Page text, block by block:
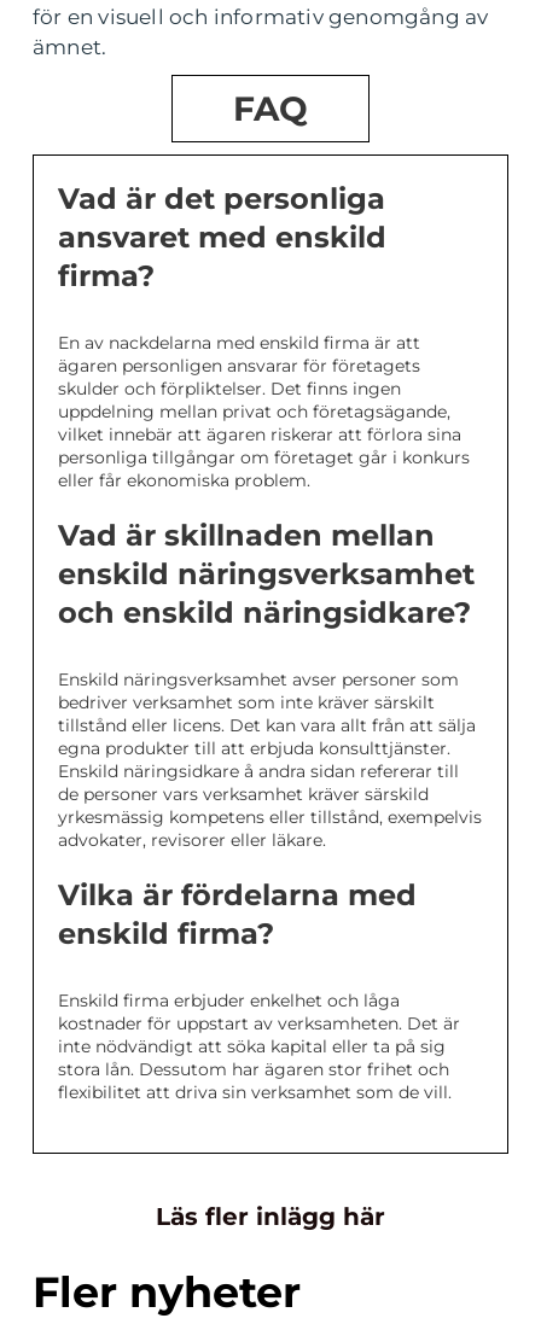
för en visuell och informativ genomgång av
ämnet.
FAQ
Vad är det personliga
ansvaret med enskild
firma?
En av nackdelarna med enskild firma är att
ägaren personligen ansvarar för företagets
skulder och förpliktelser. Det finns ingen
uppdelning mellan privat och företagsägande,
vilket innebär att ägaren riskerar att förlora sina
personliga tillgångar om företaget går i konkurs
eller får ekonomiska problem.
Vad är skillnaden mellan
enskild näringsverksamhet
och enskild näringsidkare?
Enskild näringsverksamhet avser personer som
bedriver verksamhet som inte kräver särskilt
tillstånd eller licens. Det kan vara allt från att sälja
egna produkter till att erbjuda konsulttjänster.
Enskild näringsidkare å andra sidan refererar till
de personer vars verksamhet kräver särskild
yrkesmässig kompetens eller tillstånd, exempelvis
advokater, revisorer eller läkare.
Vilka är fördelarna med
enskild firma?
Enskild firma erbjuder enkelhet och låga
kostnader för uppstart av verksamheten. Det är
inte nödvändigt att söka kapital eller ta på sig
stora lån. Dessutom har ägaren stor frihet och
flexibilitet att driva sin verksamhet som de vill.
Läs fler inlägg här
Fler nyheter